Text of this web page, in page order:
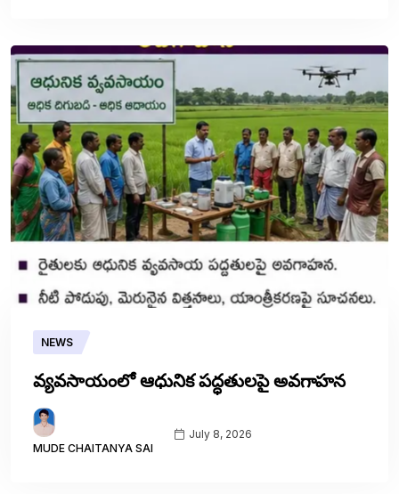
NEWS
వ్యవసాయంలో ఆధునిక పద్ధతులపై అవగాహన
MUDE CHAITANYA SAI
July 8, 2026